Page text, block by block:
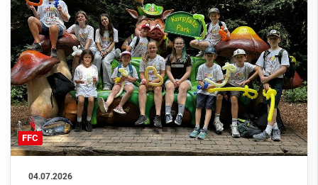
FFC
04.07.2026